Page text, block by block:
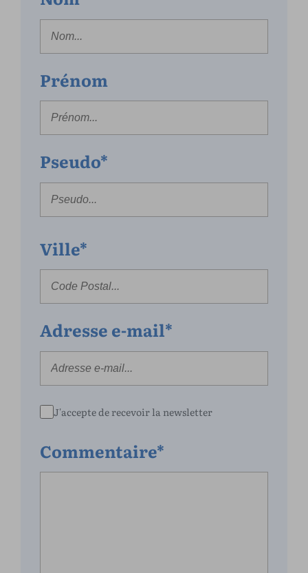
Prénom
Pseudo*
Ville*
Adresse e-mail*
J'accepte de recevoir la newsletter
Commentaire*